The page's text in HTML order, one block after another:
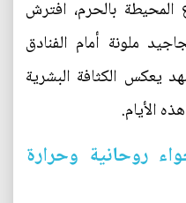
بالحرم، افترش
ملونة أمام الفنادق
يعكس الكثافة البشرية
الأيام.
روحانية وحرارة